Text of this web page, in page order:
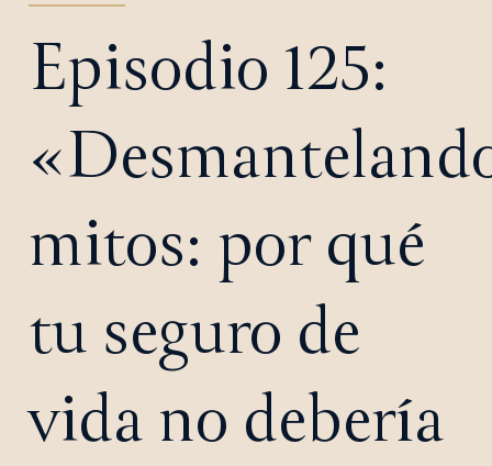
Episodio 125:
mitos: por qué
tu seguro de
vida no debería